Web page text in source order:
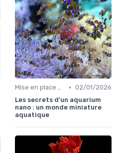
Mise en place d'un écosystème • 02/01/2026
Les secrets d'un aquarium
nano : un monde miniature
aquatique